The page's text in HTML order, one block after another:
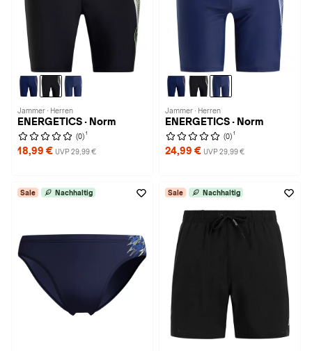
Jammer · Herren
ENERGETICS · Norm
(0) 1
18,99 € UVP 29,99 €
Jammer · Herren
ENERGETICS · Norm
(0) 1
24,99 € UVP 29,99 €
Sale Nachhaltig Sale Nachhaltig